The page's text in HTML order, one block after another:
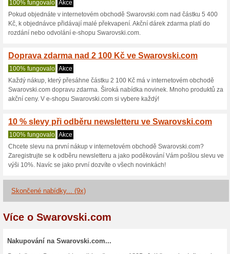
Aktuální slevy a
Swarovski - slevový
Doporučujeme 99%
Zboží z e-shopu Swarovski
tento slevový kód v košíku e-
Sleva se projeví okamžitě a